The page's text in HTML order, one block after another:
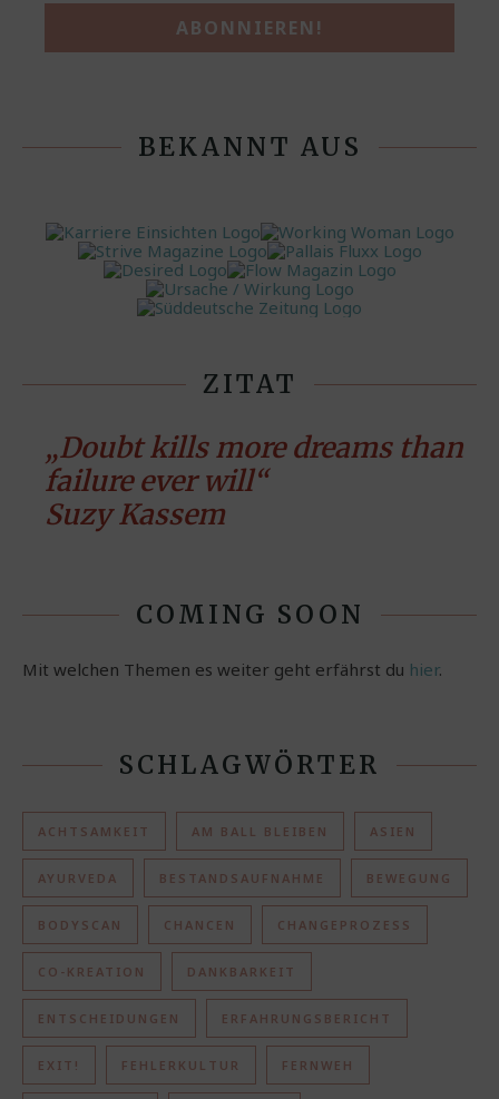
BEKANNT AUS
ZITAT
„Doubt kills more dreams than
failure ever will“
Suzy Kassem
COMING SOON
Mit welchen Themen es weiter geht erfährst du hier.
SCHLAGWÖRTER
ACHTSAMKEIT AM BALL BLEIBEN ASIEN
AYURVEDA BESTANDSAUFNAHME BEWEGUNG
BODYSCAN CHANCEN CHANGEPROZESS
CO-KREATION DANKBARKEIT
ENTSCHEIDUNGEN ERFAHRUNGSBERICHT
EXIT! FEHLERKULTUR FERNWEH